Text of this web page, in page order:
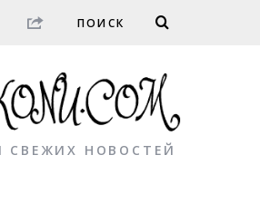
СВЕЖИХ НОВОСТЕЙ